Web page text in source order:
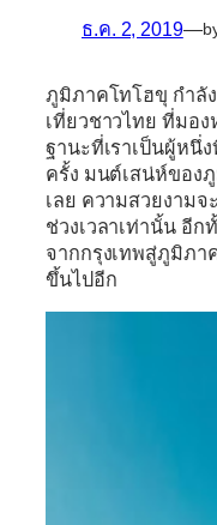
ธ.ค. 2, 2019—
ภูมิภาคโทโฮขุ กำลั
เที่ยวชาวไทย ที่มอ
ฐานะที่เราเป็นผู้หนึ่
ครั้ง มนต์เสน่ห์ของ
เลย ความสวยงาม
ช่วงเวลาเท่านั้น อีก
จากกรุงเทพสู่ภูมิภา
ขึ้นไปอีก